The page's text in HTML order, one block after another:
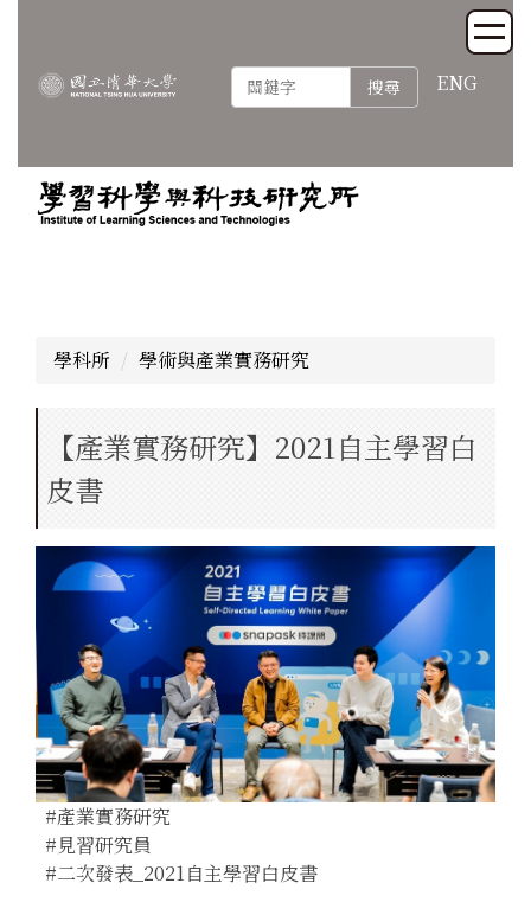
容
搜尋 ENG
學科所 學術與產業實務研究
【產業實務研究】2021自主學習白
皮書
#產業實務研究
#見習研究員
#二次發表_2021自主學習白皮書